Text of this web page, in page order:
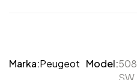
Marka:Peugeot Model:508
SW